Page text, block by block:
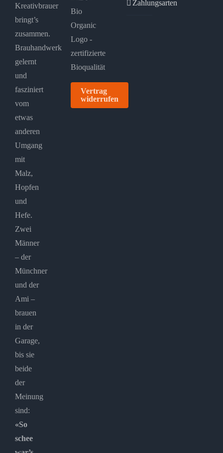
Kreativbrauer
bringt’s
zusammen.
Brauhandwerk
gelernt
und
fasziniert
vom
etwas
anderen
Umgang
mit
Malz,
Hopfen
und
Hefe.
Zwei
Männer
– der
Münchner
und der
Ami –
brauen
in der
Garage,
bis sie
beide
der
Meinung
sind:
«So
schee
Vertrag
widerrufen
Zahlungsarten